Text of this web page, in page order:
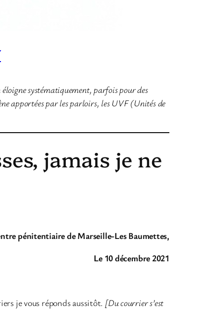
systématiquement, parfois pour des
apportées par les parloirs, les UVF (Unités de
jamais je ne
pénitentiaire de Marseille-Les Baumettes,
Le 10 décembre 2021
je vous réponds aussitôt. [Du courrier s’est